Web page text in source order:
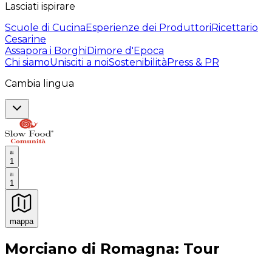
Lasciati ispirare
Scuole di CucinaEsperienze dei ProduttoriRicettario
Cesarine
Assapora i BorghiDimore d'Epoca
Chi siamoUnisciti a noiSostenibilitàPress & PR
Cambia lingua
1
1
mappa
Esperienze culinarie indimenticabili: Esperienze
Morciano di Romagna: Tour